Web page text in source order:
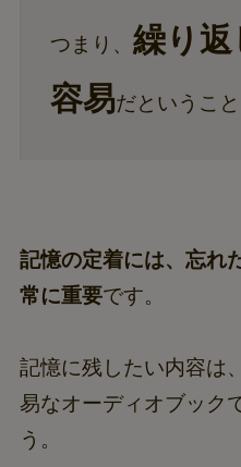
つまり、繰り返
容易だということ
記憶の定着には、忘れ
常に重要です。
記憶に残したい内容は
易なオーディオブック
う。